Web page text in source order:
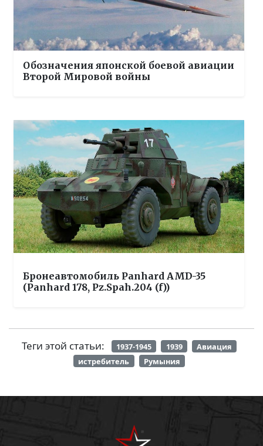
Обозначения японской боевой авиации
Второй Мировой войны
Бронеавтомобиль Panhard AMD-35
(Panhard 178, Pz.Spah.204 (f))
Теги этой статьи: 1937-1945 1939
Авиация
истребитель
Румыния